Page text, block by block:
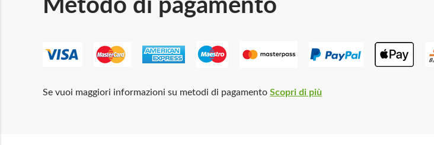
Metodo di pagamento
Se vuoi maggiori informazioni su metodi di pagamento Scopri di più